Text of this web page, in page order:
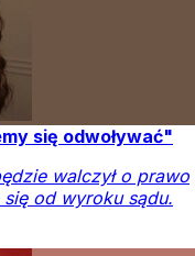
się odwoływać"
walczył o prawo
od wyroku sądu.